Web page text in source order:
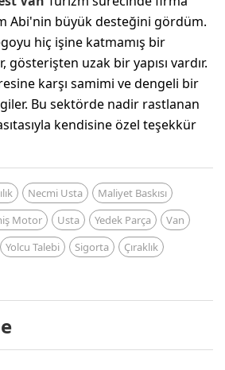
Abi'nin büyük desteğini gördüm.
hiç işine katmamış bir
gösterişten uzak bir yapısı vardır.
karşı samimi ve dengeli bir
Bu sektörde nadir rastlanan
kendisine özel teşekkür
Necmi Usta
Maliyet Baskısı
Motor Usta Yedek Parça
Van
Yolcu Talebi Sigorta
Çıraklık